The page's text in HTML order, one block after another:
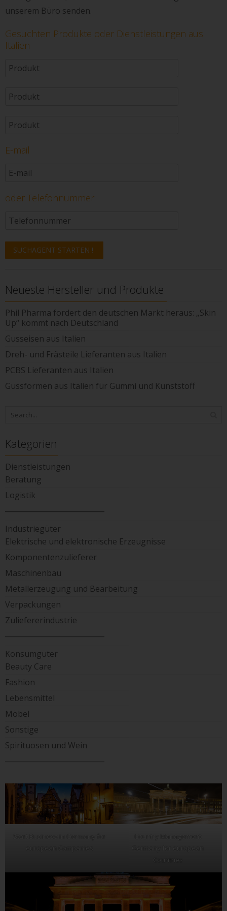
unserem Büro senden.
Gesuchten Produkte oder Dienstleistungen aus
Italien
E-mail
oder Telefonnummer
Neueste Hersteller und Produkte
Phil Pharma fordert den deutschen Markt heraus: „Skin
Up“ kommt nach Deutschland
Gusseisen aus Italien
Dreh- und Frästeile Lieferanten aus Italien
PCBS Lieferanten aus Italien
Gussformen aus Italien für Gummi und Kunststoff
Kategorien
Dienstleistungen
Beratung
Logistik
Industriegüter
Elektrische und elektronische Erzeugnisse
Komponentenzulieferer
Maschinenbau
Metallerzeugung und Bearbeitung
Verpackungen
Zuliefererindustrie
Konsumgüter
Beauty Care
Fashion
Lebensmittel
Möbel
Sonstige
Spirituosen und Wein